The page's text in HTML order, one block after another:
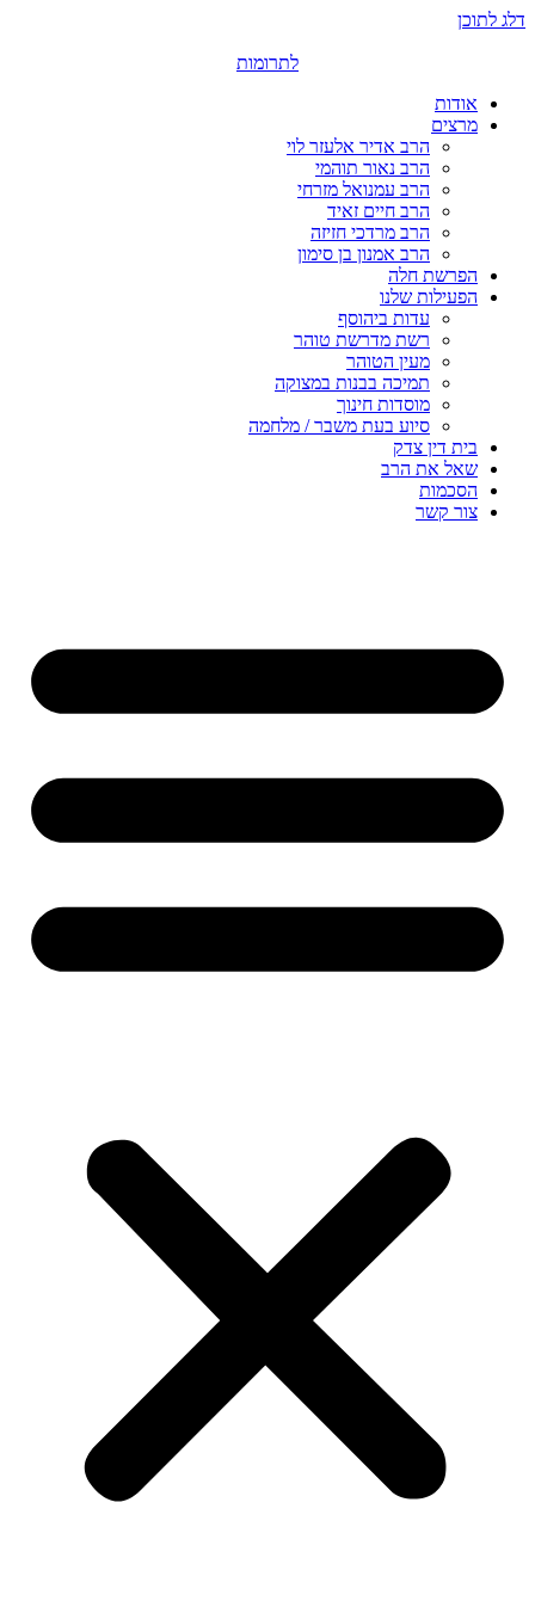
דלג לתוכן
לתרומות
אודות
מרצים
הרב אדיר אלעזר לוי
הרב נאור תוהמי
הרב עמנואל מזרחי
הרב חיים זאיד
הרב מרדכי חזיזה
הרב אמנון בן סימון
הפרשת חלה
הפעילות שלנו
עדות ביהוסף
רשת מדרשת טוהר
מעין הטוהר
תמיכה בבנות במצוקה
מוסדות חינוך
סיוע בעת משבר / מלחמה
בית דין צדק
שאל את הרב
הסכמות
צור קשר